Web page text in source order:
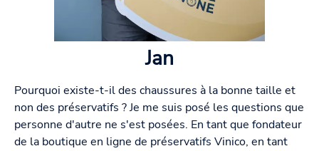
Jan
Pourquoi existe-t-il des chaussures à la bonne taille et
non des préservatifs ? Je me suis posé les questions que
personne d'autre ne s'est posées. En tant que fondateur
de la boutique en ligne de préservatifs Vinico, en tant